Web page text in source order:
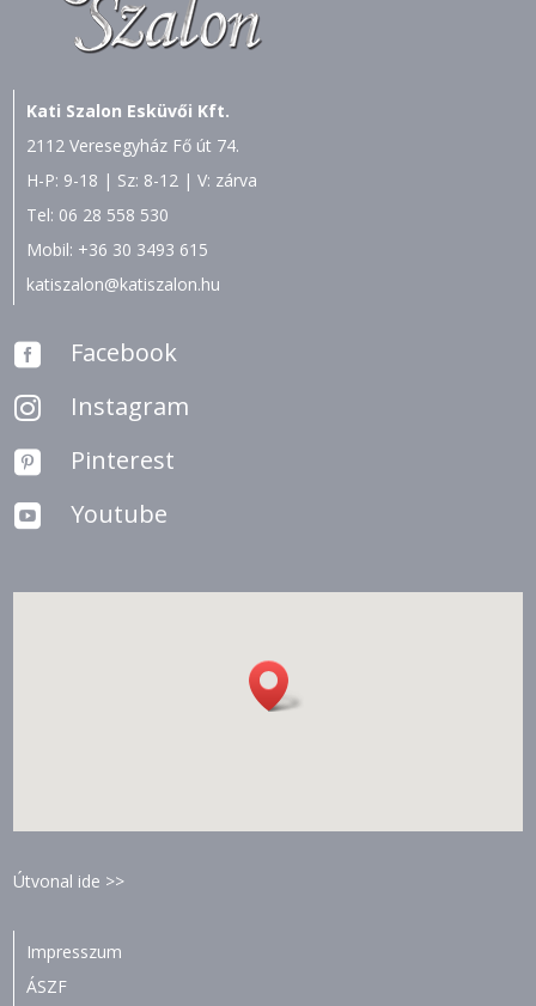
Kati Szalon Esküvői Kft.
2112 Veresegyház Fő út 74.
H-P: 9-18 | Sz: 8-12 | V: zárva
Tel: 06 28 558 530
Mobil: +36 30 3493 615
katiszalon@katiszalon.hu
 Facebook
 Instagram
 Pinterest
 Youtube
Útvonal ide >>
Impresszum
ÁSZF